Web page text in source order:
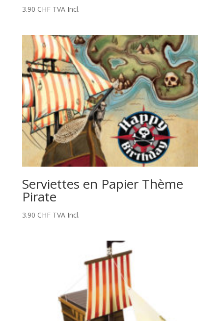
3.90 CHF TVA Incl.
Serviettes en Papier Thème
Pirate
3.90 CHF TVA Incl.